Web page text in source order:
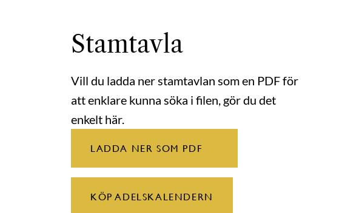
Stamtavla
Vill du ladda ner stamtavlan som en PDF för
att enklare kunna söka i filen, gör du det
enkelt här.
LADDA NER SOM PDF
KÖP ADELSKALENDERN